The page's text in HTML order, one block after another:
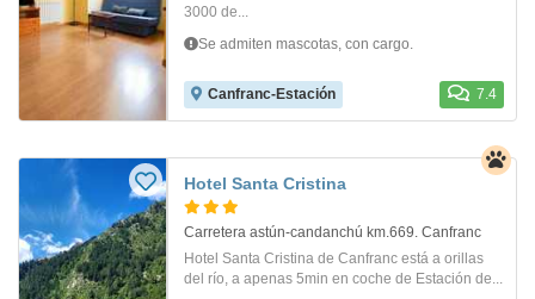
3000 de...
Se admiten mascotas, con cargo.
Canfranc-Estación 7.4
Hotel Santa Cristina
Carretera astún-candanchú km.669. Canfranc
Hotel Santa Cristina de Canfranc está a orillas
del río, a apenas 5min en coche de Estación de...